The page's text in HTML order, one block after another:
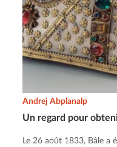
Un regard pour
Andrej Abplanalp
Le 26 août 1833, Bâle a